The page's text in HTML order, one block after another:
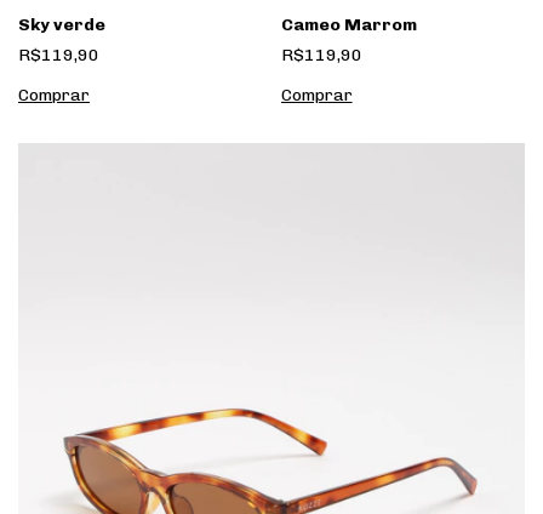
Sky verde
R$119,90
Cameo Marrom
R$119,90